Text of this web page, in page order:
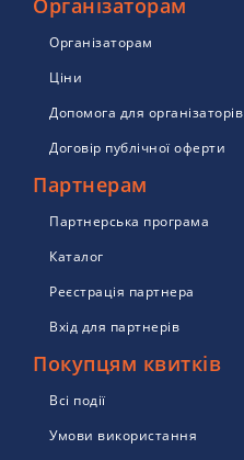
Організаторам
Організаторам
Ціни
Допомога для організаторів
Договір публічної оферти
Партнерам
Партнерська програма
Каталог
Реєстрація партнера
Вхід для партнерів
Покупцям квитків
Всі події
Умови використання